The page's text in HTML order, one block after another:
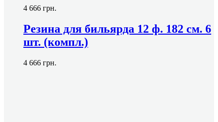
4 666 грн.
Резина для бильярда 12 ф. 182 см. 6
шт. (компл.)
4 666 грн.